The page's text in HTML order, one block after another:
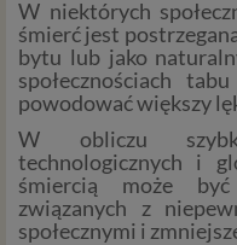
W niektórych
śmierć jest
bytu lub jako
społecznościach
powodować większy
W obliczu
technologicznych i
śmiercią może
związanych z
społecznymi i